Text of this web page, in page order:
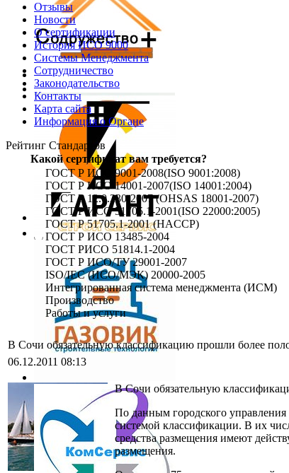
Отзывы
Новости
О сертификации
История ИСО 9000
Системы Менеджмента
Сотрудничество
Законодательство
Контакты
Карта сайта
Информация о Органе
Рейтинг Стандартов
Какой сертификат вам требуется?
ГОСТ Р ИСО 9001-2008(ISO 9001:2008)
ГОСТ Р ИСО 14001-2007(ISO 14001:2004)
ГОСТ Р 12.0.230-2007 (OHSAS 18001-2007)
ГОСТ Р ИСО 51705.1-2001(ISO 22000:2005)
ГОСТ Р 51705.1-2001 (HACCP)
ГОСТ Р ИСО 13485-2004
ГОСТ РИСО 51814.1-2004
ГОСТ Р ИСО/ТУ 29001-2007
ISO/IEC (ИСО/МЭК) 20000-2005
Интегрированная система менеджмента (ИСМ)
Производство
Работы и услуги
В Сочи обязательную классификацию прошли более
06.12.2011 08:13
В Сочи обязательную
По данным городского управления
системой классификации. В их
средства размещения имеют
размещения.